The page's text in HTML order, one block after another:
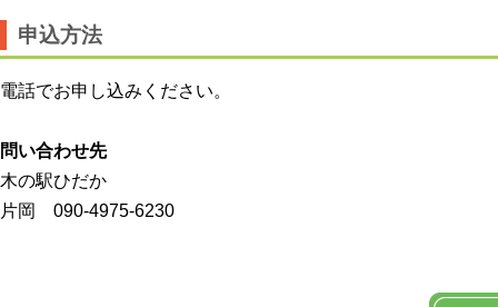
申込方法
電話でお申し込みください。
問い合わせ先
木の駅ひだか
片岡 090-4975-6230